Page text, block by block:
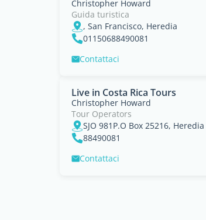
Christopher Howard
Guida turistica
, San Francisco, Heredia
01150688490081
Contattaci
Live in Costa Rica Tours
Christopher Howard
Tour Operators
SJO 981P.O Box 25216, Heredia
88490081
Contattaci